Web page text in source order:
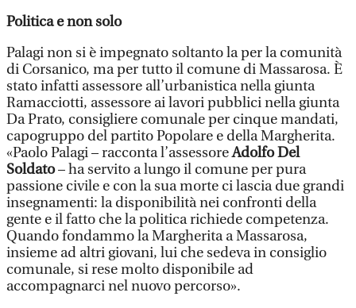
Politica e non solo
Palagi non si è impegnato soltanto la per la comunità
di Corsanico, ma per tutto il comune di Massarosa. È
stato infatti assessore all’urbanistica nella giunta
Ramacciotti, assessore ai lavori pubblici nella giunta
Da Prato, consigliere comunale per cinque mandati,
capogruppo del partito Popolare e della Margherita.
«Paolo Palagi – racconta l’assessoreAdolfo Del
Soldato– ha servito a lungo il comune per pura
passione civile e con la sua morte ci lascia due grandi
insegnamenti: la disponibilità nei confronti della
gente e il fatto che la politica richiede competenza.
Quando fondammo la Margherita a Massarosa,
insieme ad altri giovani, lui che sedeva in consiglio
comunale, si rese molto disponibile ad
accompagnarci nel nuovo percorso».